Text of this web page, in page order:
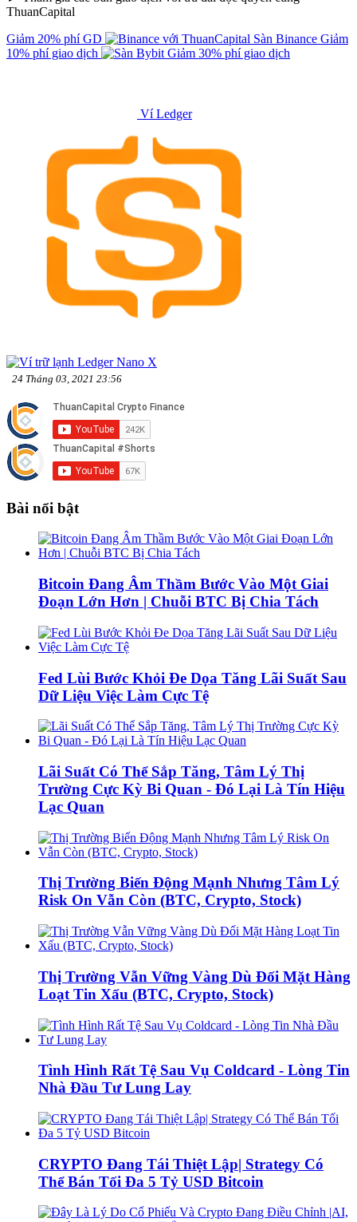
ThuanCapital
Giảm 20% phí GD
Sàn Binance Giảm
10% phí giao dịch
Giảm 30% phí giao dịch
Ví Ledger
24 Tháng 03, 2021 23:56
Bài nổi bật
Bitcoin Đang Âm Thầm Bước Vào Một Giai
Đoạn Lớn Hơn | Chuỗi BTC Bị Chia Tách
Fed Lùi Bước Khỏi Đe Dọa Tăng Lãi Suất Sau
Dữ Liệu Việc Làm Cực Tệ
Lãi Suất Có Thể Sắp Tăng, Tâm Lý Thị
Trường Cực Kỳ Bi Quan - Đó Lại Là Tín Hiệu
Lạc Quan
Thị Trường Biến Động Mạnh Nhưng Tâm Lý
Risk On Vẫn Còn (BTC, Crypto, Stock)
Thị Trường Vẫn Vững Vàng Dù Đối Mặt Hàng
Loạt Tin Xấu (BTC, Crypto, Stock)
Tình Hình Rất Tệ Sau Vụ Coldcard - Lòng Tin
Nhà Đầu Tư Lung Lay
CRYPTO Đang Tái Thiệt Lập| Strategy Có
Thể Bán Tối Đa 5 Tỷ USD Bitcoin